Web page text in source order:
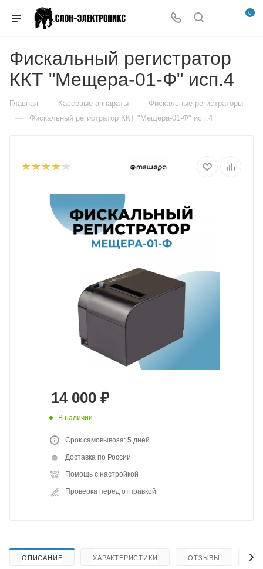
0
Фискальный регистратор
ККТ "Мещера-01-Ф" исп.4
Главная — Кассовые аппараты — Фискальные регистраторы
— Фискальный регистратор ККТ "Мещера-01-Ф" исп.4
14 000 ₽
В наличии
Срок самовывоза: 5 дней
Доставка по России
Помощь с настройкой
Проверка перед отправкой
ОПИСАНИЕ ХАРАКТЕРИСТИКИ ОТЗЫВЫ